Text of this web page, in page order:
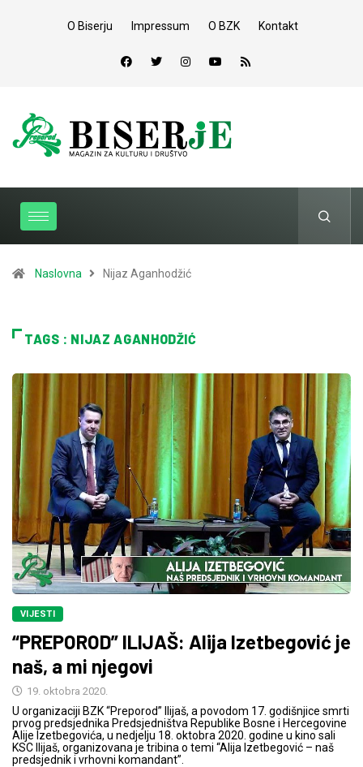
O Biserju Impressum O BZK Kontakt
Naslovna Nijaz Aganhodžić
TAGS : NIJAZ AGANHODŽIĆ
VIJESTI
“PREPOROD” ILIJAŠ: Alija Izetbegović je
naš, a mi njegovi
19. oktobra 2020.
U organizaciji BZK “Preporod” Ilijaš, a povodom 17. godišnjice smrti
prvog predsjednika Predsjedništva Republike Bosne i Hercegovine
Alije Izetbegovića, u nedjelju 18. oktobra 2020. godine u kino sali
KSC Ilijaš, organizovana je tribina o temi “Alija Izetbegović – naš
predsjednik i vrhovni komandant”.